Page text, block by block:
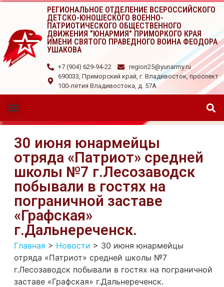
РЕГИОНАЛЬНОЕ ОТДЕЛЕНИЕ ВСЕРОССИЙСКОГО
ДЕТСКО-ЮНОШЕСКОГО ВОЕННО-
ПАТРИОТИЧЕСКОГО ОБЩЕСТВЕННОГО
ДВИЖЕНИЯ "ЮНАРМИЯ" ПРИМОРКОГО КРАЯ
ИМЕНИ СВЯТОГО ПРАВЕДНОГО ВОИНА ФЕОДОРА
УШАКОВА
+7 (904) 629-94-22
region25@yunarmy.ru
690033, Приморский край, г. Владивосток, проспект
100-летия Владивостока, д. 57А
30 июня юнармейцы
отряда «Патриот» средней
школы №7 г.Лесозаводск
побывали в гостях на
пограничной заставе
«Графская»
г.Дальнереченск.
Главная > Новости > 30 июня юнармейцы
отряда «Патриот» средней школы №7
г.Лесозаводск побывали в гостях на пограничной
заставе «Графская» г.Дальнереченск.